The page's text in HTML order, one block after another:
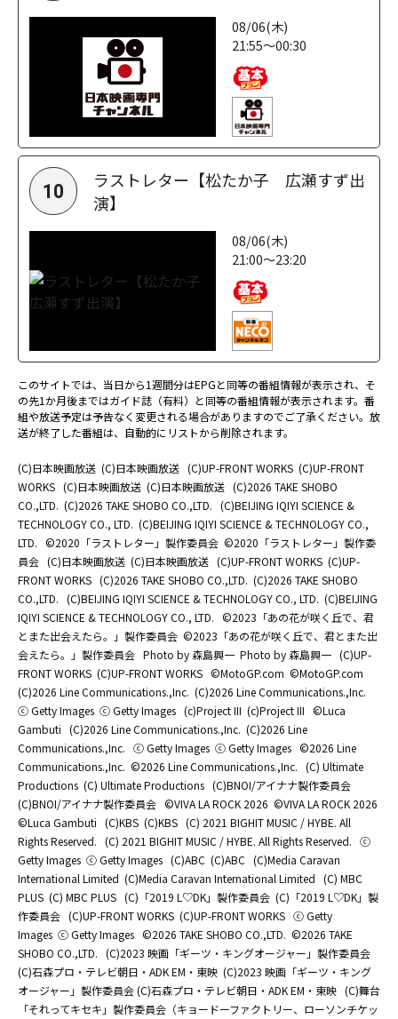
08/06(木)
21:55～00:30
10
ラストレター【松たか子 広瀬すず出
演】
08/06(木)
21:00～23:20
このサイトでは、当日から1週間分はEPGと同等の番組情報が表示され、そ
の先1か月後まではガイド誌（有料）と同等の番組情報が表示されます。番
組や放送予定は予告なく変更される場合がありますのでご了承ください。放
送が終了した番組は、自動的にリストから削除されます。
(C)日本映画放送 (C)日本映画放送 (C)UP-FRONT WORKS (C)UP-FRONT
WORKS (C)日本映画放送 (C)日本映画放送 (C)2026 TAKE SHOBO
CO.,LTD. (C)2026 TAKE SHOBO CO.,LTD. (C)BEIJING IQIYI SCIENCE &
TECHNOLOGY CO., LTD. (C)BEIJING IQIYI SCIENCE & TECHNOLOGY CO.,
LTD. ©2020「ラストレター」製作委員会 ©2020「ラストレター」製作委
員会 (C)日本映画放送 (C)日本映画放送 (C)UP-FRONT WORKS (C)UP-
FRONT WORKS (C)2026 TAKE SHOBO CO.,LTD. (C)2026 TAKE SHOBO
CO.,LTD. (C)BEIJING IQIYI SCIENCE & TECHNOLOGY CO., LTD. (C)BEIJING
IQIYI SCIENCE & TECHNOLOGY CO., LTD. ©2023「あの花が咲く丘で、君
とまた出会えたら。」製作委員会 ©2023「あの花が咲く丘で、君とまた出
会えたら。」製作委員会 Photo by 森島興一 Photo by 森島興一 (C)UP-
FRONT WORKS (C)UP-FRONT WORKS ©MotoGP.com ©MotoGP.com
(C)2026 Line Communications.,Inc. (C)2026 Line Communications.,Inc.
ⓒ Getty Images ⓒ Getty Images (c)Project III (c)Project III ©Luca
Gambuti (C)2026 Line Communications.,Inc. (C)2026 Line
Communications.,Inc. ⓒ Getty Images ⓒ Getty Images ©2026 Line
Communications.,Inc. ©2026 Line Communications.,Inc. (C) Ultimate
Productions (C) Ultimate Productions (C)BNOI/アイナナ製作委員会
(C)BNOI/アイナナ製作委員会 ©️VIVA LA ROCK 2026 ©️VIVA LA ROCK 2026
©Luca Gambuti (C)KBS (C)KBS (C) 2021 BIGHIT MUSIC / HYBE. All
Rights Reserved. (C) 2021 BIGHIT MUSIC / HYBE. All Rights Reserved. ⓒ
Getty Images ⓒ Getty Images (C)ABC (C)ABC (C)Media Caravan
International Limited (C)Media Caravan International Limited (C) MBC
PLUS (C) MBC PLUS (C)「2019 L♡DK」製作委員会 (C)「2019 L♡DK」製
作委員会 (C)UP-FRONT WORKS (C)UP-FRONT WORKS ⓒ Getty
Images ⓒ Getty Images ©2026 TAKE SHOBO CO.,LTD. ©2026 TAKE
SHOBO CO.,LTD. (C)2023 映画「ギーツ・キングオージャー」製作委員会
(C)石森プロ・テレビ朝日・ADK EM・東映 (C)2023 映画「ギーツ・キング
オージャー」製作委員会 (C)石森プロ・テレビ朝日・ADK EM・東映 (C)舞台
「それってキセキ」製作委員会（キョードーファクトリー、ローソンチケッ